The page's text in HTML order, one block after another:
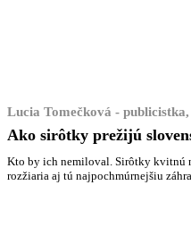
Lucia Tomečková - publicistka,
Ako sirôtky prežijú
Kto by ich nemiloval. Sirôtky kvitnú
rozžiaria aj tú najpochmúrnejšiu